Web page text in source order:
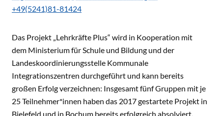
+49(5241)81-81424
Das Projekt „Lehrkräfte Plus“ wird in Kooperation mit
dem Ministerium für Schule und Bildung und der
Landeskoordinierungsstelle Kommunale
Integrationszentren durchgeführt und kann bereits
großen Erfolg verzeichnen: Insgesamt fünf Gruppen mit je
25 Teilnehmer*innen haben das 2017 gestartete Projekt in
Bielefeld und in Bochum bereits erfolgreich absolviert.